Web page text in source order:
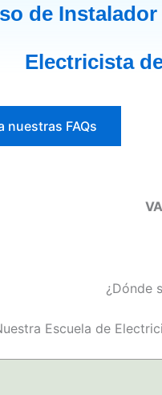
de
Electricista
nuestras FAQs
¿Dónde
Escuela de